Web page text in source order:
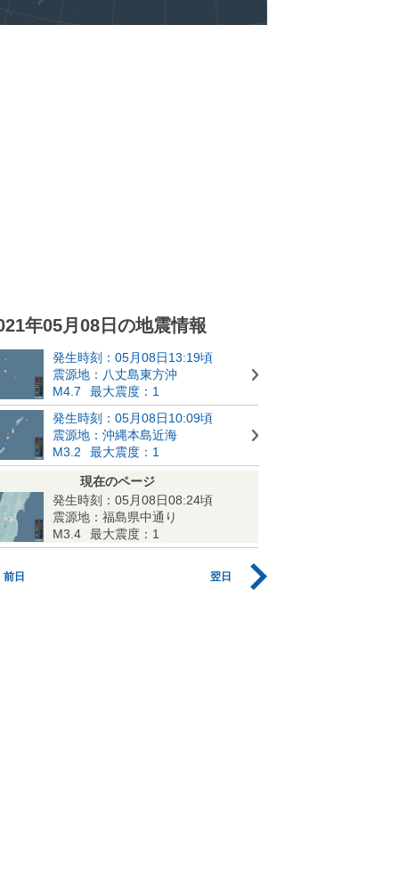
年05月08日の地震情報
発生時刻：05月08日13:19頃
震源地：八丈島東方沖
M4.7
最大震度：1
発生時刻：05月08日10:09頃
震源地：沖縄本島近海
M3.2
最大震度：1
現在のページ
発生時刻：05月08日08:24頃
震源地：福島県中通り
M3.4
最大震度：1
前日 翌日